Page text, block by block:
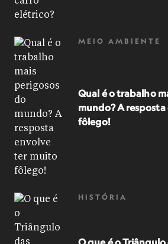
MEIO AMBIENTE
Qual é o trabalho
mundo? A
fôlego!
HISTÓRIA